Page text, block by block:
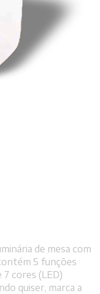
de mesa com
5 funções
7 cores (LED)
quiser, marca a